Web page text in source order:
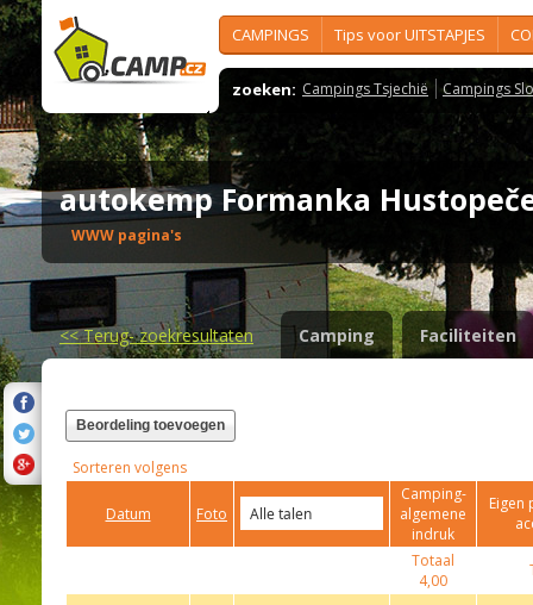
CAMPINGS Tips voor UITSTAPJES
zoeken: Campings Tsjechië Campings
autokemp Formanka
WWW pagina's
<<Terug- zoekresultaten Camping Faciliteiten
Beordeling toevoegen
Sorteren volgens
Datum Foto
Camping-
algemene
indruk
Eigen
Totaal
4,00